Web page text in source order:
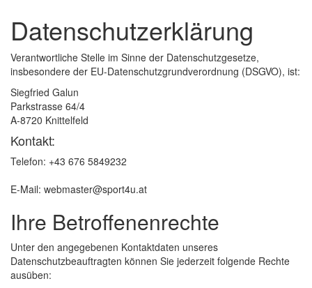
Datenschutzerklärung
Verantwortliche Stelle im Sinne der Datenschutzgesetze,
insbesondere der EU-Datenschutzgrundverordnung (DSGVO), ist:
Siegfried Galun
Parkstrasse 64/4
A-8720 Knittelfeld
Kontakt:
Telefon: +43 676 5849232
E-Mail: webmaster@sport4u.at
Ihre Betroffenenrechte
Unter den angegebenen Kontaktdaten unseres
Datenschutzbeauftragten können Sie jederzeit folgende Rechte
ausüben: